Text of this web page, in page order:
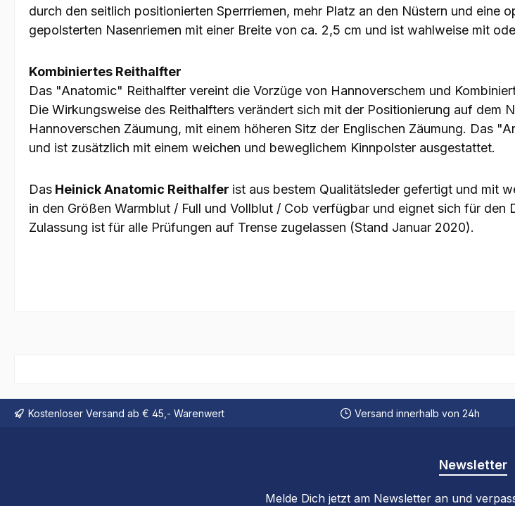
durch den seitlich positionierten Sperrriemen, mehr Platz an den Nüstern und eine
gepolsterten Nasenriemen mit einer Breite von ca. 2,5 cm und ist wahlweise mit
Kombiniertes Reithalfter
Das "Anatomic" Reithalfter vereint die Vorzüge von Hannoverschem und
Die Wirkungsweise des Reithalfters verändert sich mit der Positionierung auf dem
Hannoverschen Zäumung, mit einem höheren Sitz der Englischen Zäumung. Das
und ist zusätzlich mit einem weichen und beweglichem Kinnpolster ausgestattet.
Das Heinick Anatomic Reithalfer ist aus bestem Qualitätsleder gefertigt und mit
in den Größen Warmblut / Full und Vollblut / Cob verfügbar und eignet sich für
Zulassung ist für alle Prüfungen auf Trense zugelassen (Stand Januar 2020).
Kostenloser Versand ab € 45,- Warenwert Versand innerhalb von 24h
Newsletter
Melde Dich jetzt am Newsletter an und